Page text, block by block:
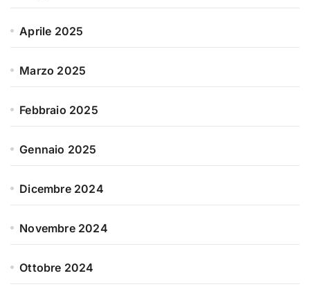
Aprile 2025
Marzo 2025
Febbraio 2025
Gennaio 2025
Dicembre 2024
Novembre 2024
Ottobre 2024